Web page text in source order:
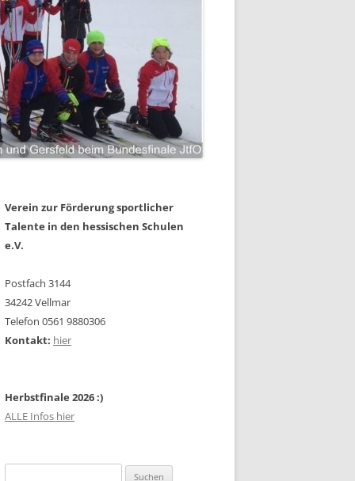
Verein zur Förderung sportlicher
Talente in den hessischen Schulen
e.V.
Postfach 3144
34242 Vellmar
Telefon 0561 9880306
Kontakt: hier
Herbstfinale 2026 :)
ALLE Infos hier